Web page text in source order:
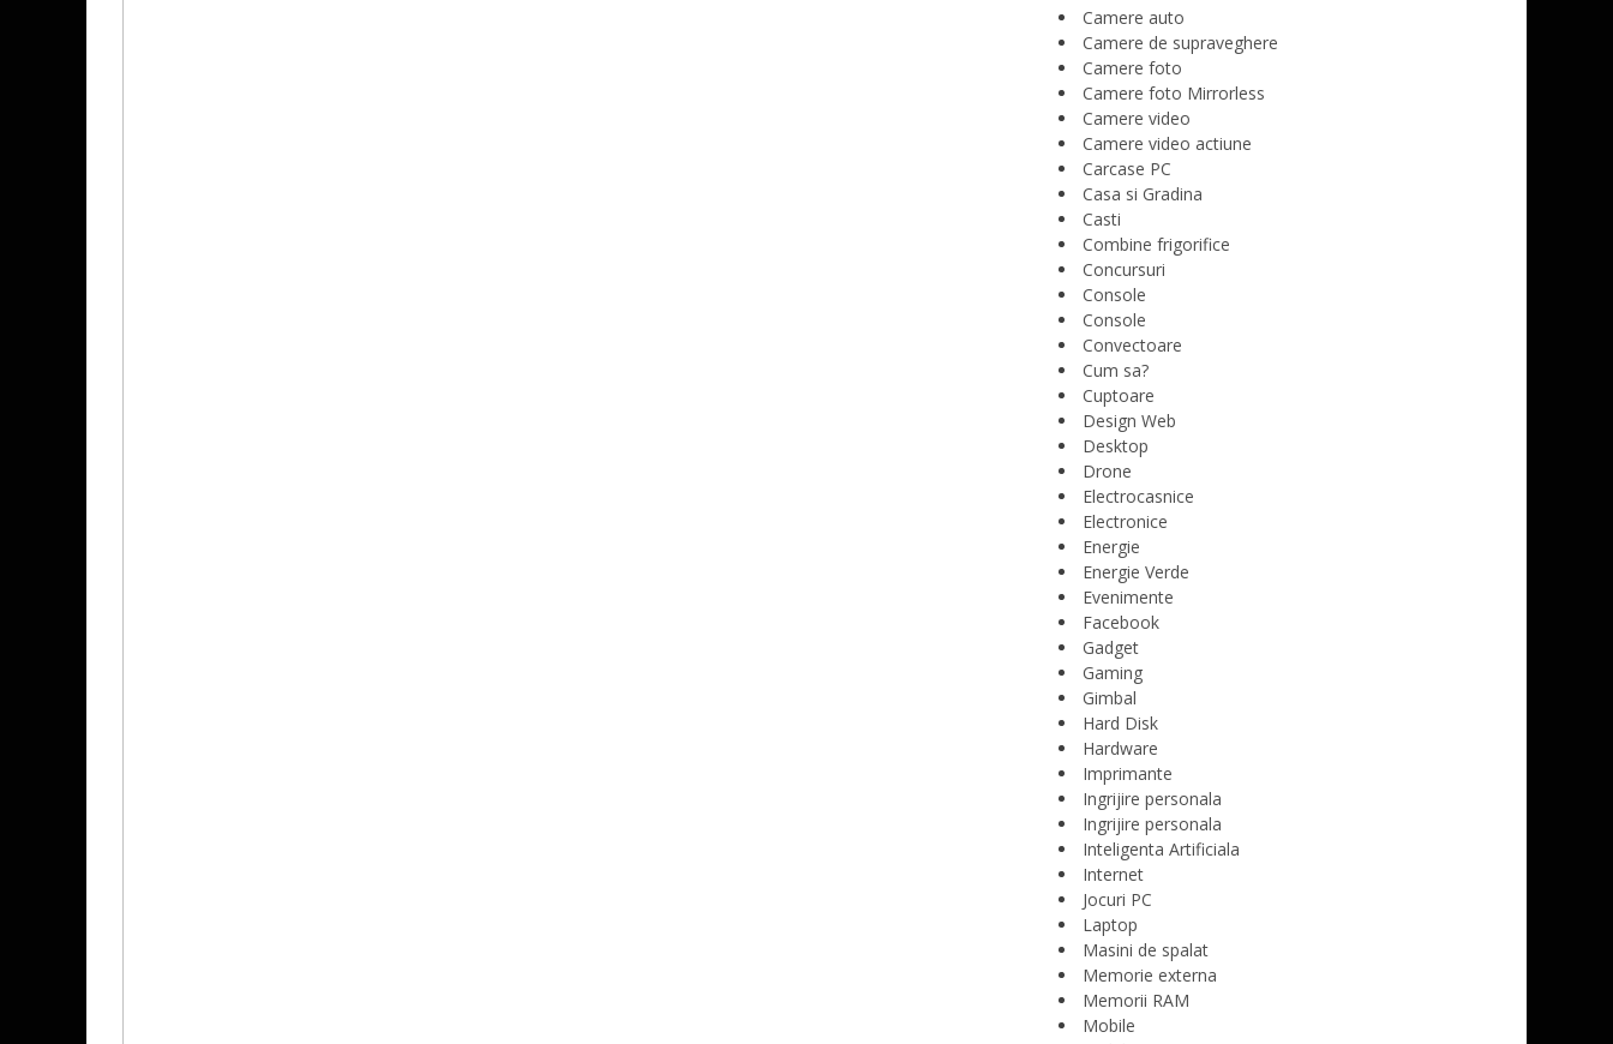
Camere auto
Camere de supraveghere
Camere foto
Camere foto Mirrorless
Camere video
Camere video actiune
Carcase PC
Casa si Gradina
Casti
Combine frigorifice
Concursuri
Console
Console
Convectoare
Cum sa?
Cuptoare
Design Web
Desktop
Drone
Electrocasnice
Electronice
Energie
Energie Verde
Evenimente
Facebook
Gadget
Gaming
Gimbal
Hard Disk
Hardware
Imprimante
Ingrijire personala
Ingrijire personala
Inteligenta Artificiala
Internet
Jocuri PC
Laptop
Masini de spalat
Memorie externa
Memorii RAM
Mobile